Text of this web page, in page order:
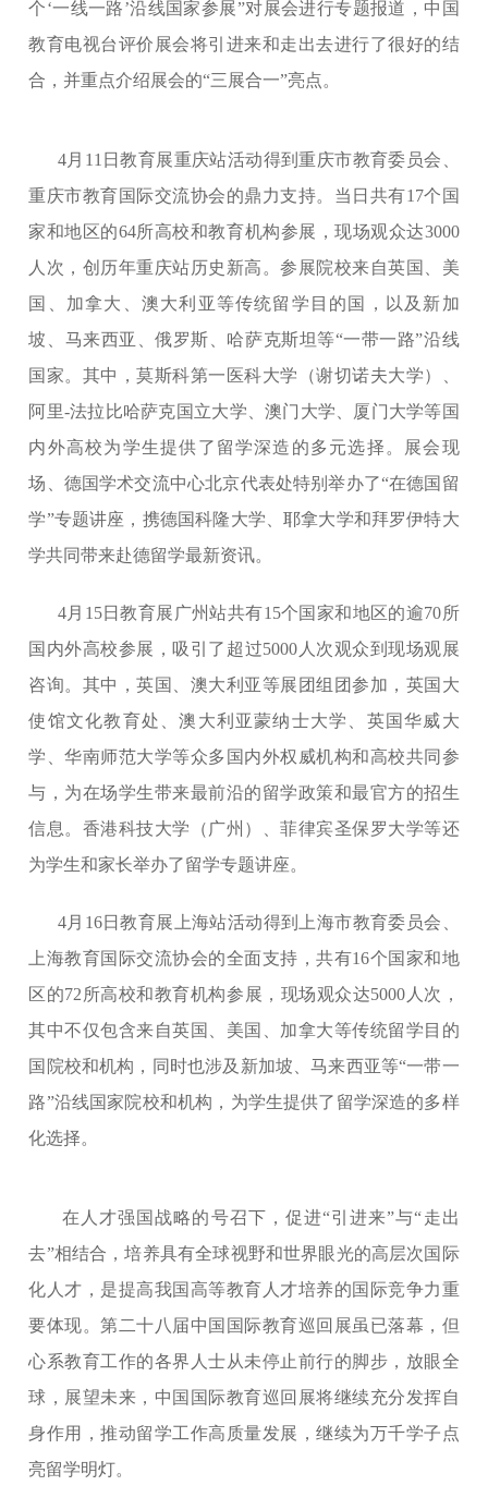
个‘一线一路’沿线国家参展”对展会进行专题报道，中国
教育电视台评价展会将引进来和走出去进行了很好的结
合，并重点介绍展会的“三展合一”亮点。
4月11日教育展重庆站活动得到重庆市教育委员会、
重庆市教育国际交流协会的鼎力支持。当日共有17个国
家和地区的64所高校和教育机构参展，现场观众达3000
人次，创历年重庆站历史新高。参展院校来自英国、美
国、加拿大、澳大利亚等传统留学目的国，以及新加
坡、马来西亚、俄罗斯、哈萨克斯坦等“一带一路”沿线
国家。其中，莫斯科第一医科大学（谢切诺夫大学）、
阿里-法拉比哈萨克国立大学、澳门大学、厦门大学等国
内外高校为学生提供了留学深造的多元选择。展会现
场、德国学术交流中心北京代表处特别举办了“在德国留
学”专题讲座，携德国科隆大学、耶拿大学和拜罗伊特大
学共同带来赴德留学最新资讯。
4月15日教育展广州站共有15个国家和地区的逾70所
国内外高校参展，吸引了超过5000人次观众到现场观展
咨询。其中，英国、澳大利亚等展团组团参加，英国大
使馆文化教育处、澳大利亚蒙纳士大学、英国华威大
学、华南师范大学等众多国内外权威机构和高校共同参
与，为在场学生带来最前沿的留学政策和最官方的招生
信息。香港科技大学（广州）、菲律宾圣保罗大学等还
为学生和家长举办了留学专题讲座。
4月16日教育展上海站活动得到上海市教育委员会、
上海教育国际交流协会的全面支持，共有16个国家和地
区的72所高校和教育机构参展，现场观众达5000人次，
其中不仅包含来自英国、美国、加拿大等传统留学目的
国院校和机构，同时也涉及新加坡、马来西亚等“一带一
路”沿线国家院校和机构，为学生提供了留学深造的多样
化选择。
在人才强国战略的号召下，促进“引进来”与“走出
去”相结合，培养具有全球视野和世界眼光的高层次国际
化人才，是提高我国高等教育人才培养的国际竞争力重
要体现。第二十八届中国国际教育巡回展虽已落幕，但
心系教育工作的各界人士从未停止前行的脚步，放眼全
球，展望未来，中国国际教育巡回展将继续充分发挥自
身作用，推动留学工作高质量发展，继续为万千学子点
亮留学明灯。